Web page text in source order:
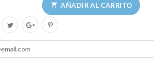
 AÑADIR AL CARRITO